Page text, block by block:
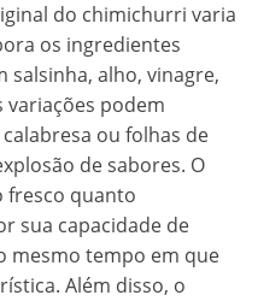
do chimichurri varia
os ingredientes
salsinha, alho, vinagre,
variações podem
ou folhas de
de sabores. O
fresco quanto
sua capacidade de
mesmo tempo em que
Além disso, o